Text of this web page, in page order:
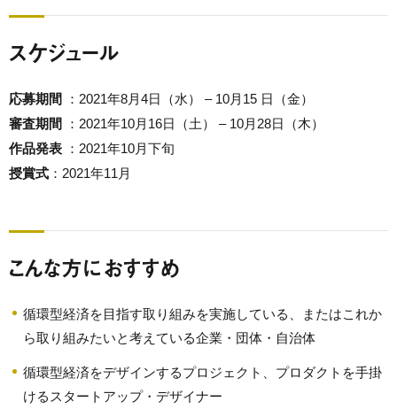
スケジュール
応募期間
：2021年8月4日（水） – 10月15 日（金）
審査期間
：2021年10月16日（土） – 10月28日（木）
作品発表 ：2021年10月下旬
授賞式 ：2021年11月
こんな方におすすめ
循環型経済を目指す取り組みを実施している、またはこれか
ら取り組みたいと考えている企業・団体・自治体
循環型経済をデザインするプロジェクト、プロダクトを手掛
けるスタートアップ・デザイナー